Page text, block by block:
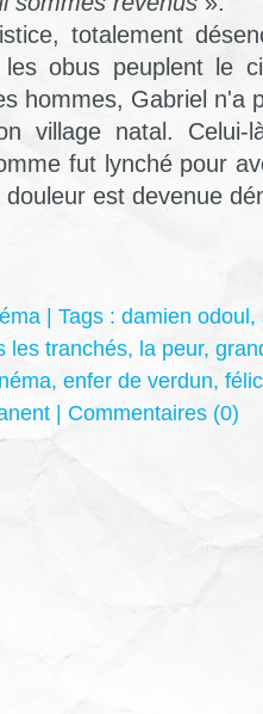
totalement
obus peuplent le
hommes, Gabriel n'a
village natal.
fut lynché pour
est devenue
| Tags : damien odoul,
les tranchés, la peur,
, enfer de verdun,
| Commentaires (0)